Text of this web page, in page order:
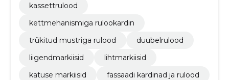
kassettrulood
kettmehanismiga rulookardin
trükitud mustriga rulood
duubelrulood
liigendmarkiisid
lihtmarkiisid
katuse markiisid
fassaadi kardinad ja rulood